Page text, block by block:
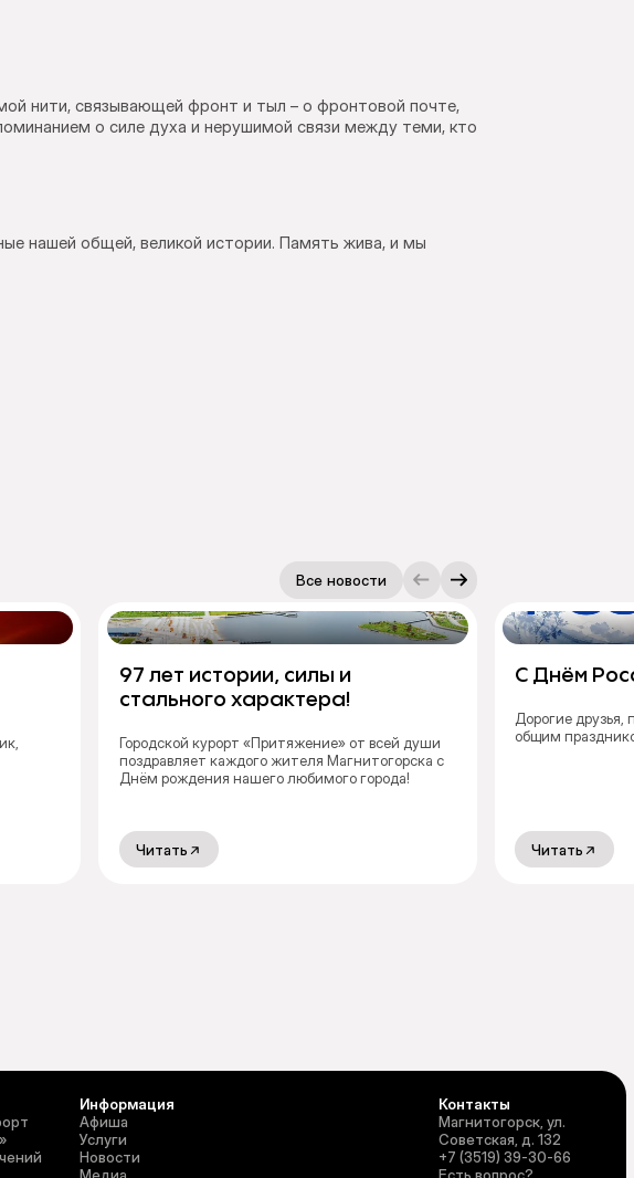
нити, связывающей фронт и тыл – о фронтовой почте,
о силе духа и нерушимой связи между теми, кто
нашей общей, великой истории. Память жива, и мы
Все новости
97 лет истории, силы и
стального характера!
Городской курорт «Притяжение» от всей души
поздравляет каждого жителя Магнитогорска с
Днём рождения нашего любимого города!
Читать
С Днём
Дорогие
общим
Читать
Информация
Афиша
Услуги
Новости
Контакты
Магнитогорск, ул.
Советская, д. 132
+7 (3519) 39-30-66